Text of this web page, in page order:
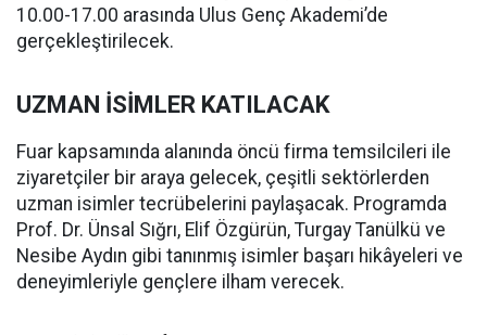
10.00-17.00 arasında Ulus Genç Akademi’de
gerçekleştirilecek.
UZMAN İSİMLER KATILACAK
Fuar kapsamında alanında öncü firma temsilcileri ile
ziyaretçiler bir araya gelecek, çeşitli sektörlerden
uzman isimler tecrübelerini paylaşacak. Programda
Prof. Dr. Ünsal Sığrı, Elif Özgürün, Turgay Tanülkü ve
Nesibe Aydın gibi tanınmış isimler başarı hikâyeleri ve
deneyimleriyle gençlere ilham verecek.